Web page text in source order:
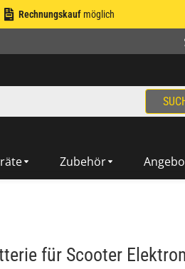
Rechnungskauf möglich
Zubehör
für Scooter